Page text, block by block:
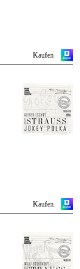
Kaufen
Kaufen